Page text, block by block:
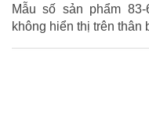
Mẫu số sản phẩm
không hiển thị trên thân